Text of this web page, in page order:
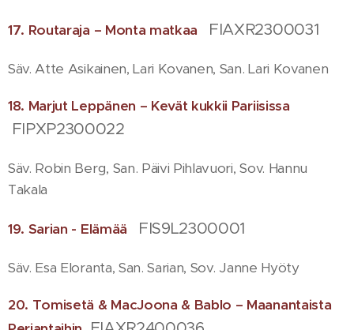
17. Routaraja – Monta matkaa FIAXR2300031
Säv. Atte Asikainen, Lari Kovanen, San. Lari Kovanen
18. Marjut Leppänen – Kevät kukkii Pariisissa
FIPXP2300022
Säv. Robin Berg, San. Päivi Pihlavuori, Sov. Hannu
Takala
19. Sarian - Elämää FIS9L2300001
Säv. Esa Eloranta, San. Sarian, Sov. Janne Hyöty
20. Tomisetä & MacJoona & Bablo – Maanantaista